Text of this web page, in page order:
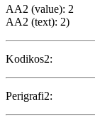
AA2 (value): 2
AA2 (text): 2)
Kodikos2:
Perigrafi2: